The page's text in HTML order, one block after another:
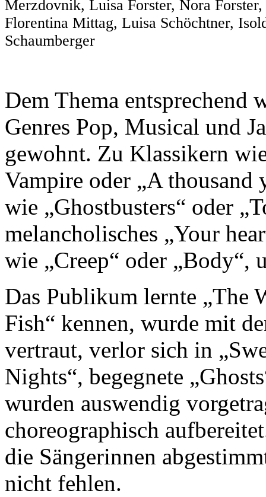
Merzdovnik, Luisa Forster, Nora
Florentina Mittag, Luisa Schöchtner,
Schaumberger
Dem Thema entsprechend
Genres Pop, Musical und
gewohnt. Zu Klassikern
Vampire oder „A thousand
wie „Ghostbusters“ oder
melancholisches „Your
wie „Creep“ oder „Body“,
Das Publikum lernte „The
Fish“ kennen, wurde mit
vertraut, verlor sich in
Nights“, begegnete
wurden auswendig
choreographisch
die Sängerinnen
nicht fehlen.